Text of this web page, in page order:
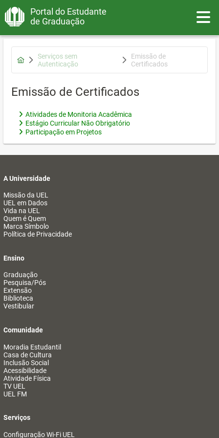
Portal do Estudante
de Graduação
Serviços sem
Autenticação
Emissão de
Certificados
Emissão de Certificados
Atividades de Monitoria Acadêmica
Estágio Curricular Não Obrigatório
Participação em Projetos
A Universidade
Missão da UEL
UEL em Dados
Vida na UEL
Quem é Quem
Marca Símbolo
Política de Privacidade
Ensino
Graduação
Pesquisa/Pós
Extensão
Biblioteca
Vestibular
Comunidade
Moradia Estudantil
Casa de Cultura
Inclusão Social
Acessibilidade
Atividade Física
TV UEL
UEL FM
Serviços
Configuração Wi-Fi UEL